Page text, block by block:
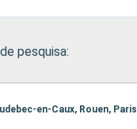
pesquisa:
en-Caux, Rouen, Paris